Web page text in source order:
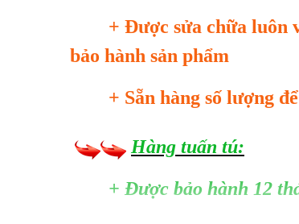
+ Được sửa chữa luôn
bảo hành sản phẩm
+ Sẵn hàng số lượng
Hàng tuấn tú:
+ Được bảo hành 12